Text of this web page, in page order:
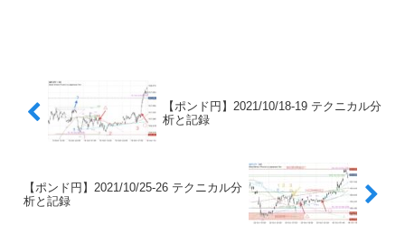
【ポンド円】2021/10/18-19 テクニカル分
析と記録
【ポンド円】2021/10/25-26 テクニカル分
析と記録